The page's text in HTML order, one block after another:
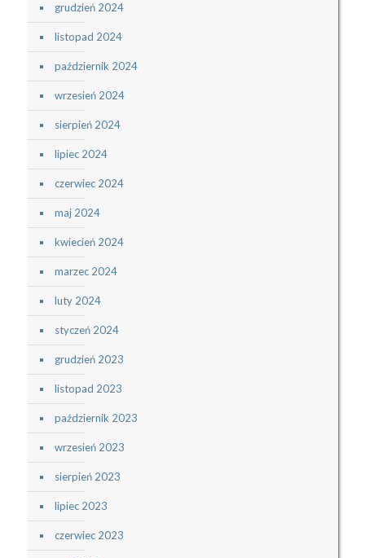
grudzień 2024
listopad 2024
październik 2024
wrzesień 2024
sierpień 2024
lipiec 2024
czerwiec 2024
maj 2024
kwiecień 2024
marzec 2024
luty 2024
styczeń 2024
grudzień 2023
listopad 2023
październik 2023
wrzesień 2023
sierpień 2023
lipiec 2023
czerwiec 2023